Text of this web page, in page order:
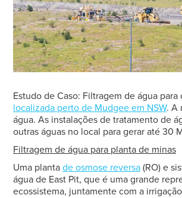
Estudo de Caso: Filtragem de água
localizada perto de Mudgee em NSW. A
água. As instalações de tratamento de
outras águas no local para gerar até 30
Filtragem de água para planta de minas
Uma planta de osmose reversa (RO) e
água de East Pit, que é uma grande
ecossistema, juntamente com a